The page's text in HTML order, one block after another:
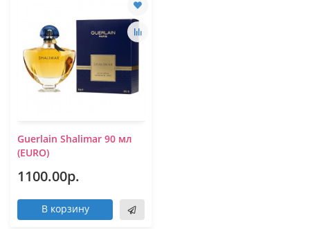
Guerlain Shalimar 90 мл
(EURO)
1100.00р.
В корзину